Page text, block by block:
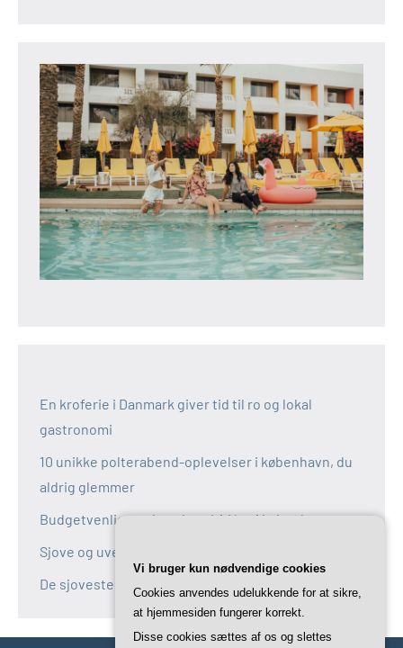
En kroferie i Danmark giver tid til ro og lokal
gastronomi
10 unikke polterabend-oplevelser i københavn, du
aldrig glemmer
Budgetvenlige polterabend-idéer i københavn
Sjove og uventede polterabend-idéer i københavn
De sjoveste aktiviteter til polterabend i københavn
Vi bruger kun nødvendige cookies
Cookies anvendes udelukkende for at sikre,
at hjemmesiden fungerer korrekt.
Disse cookies sættes af os og slettes